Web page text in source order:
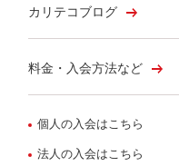
カリテコブログ
料金・入会方法など
個人の入会はこちら
法人の入会はこちら